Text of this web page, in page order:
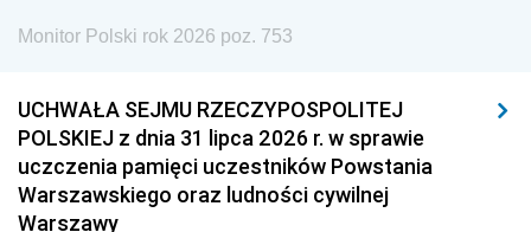
Monitor Polski rok 2026 poz. 753
UCHWAŁA SEJMU RZECZYPOSPOLITEJ
POLSKIEJ z dnia 31 lipca 2026 r. w sprawie
uczczenia pamięci uczestników Powstania
Warszawskiego oraz ludności cywilnej
Warszawy